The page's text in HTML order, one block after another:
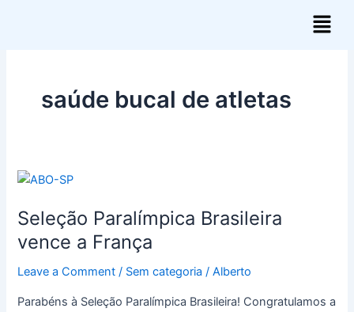
Menu
saúde bucal de atletas
Seleção Paralímpica Brasileira
vence a França
Leave a Comment / Sem categoria /Alberto
Parabéns à Seleção Paralímpica Brasileira! Congratulamos a
Seleção
Brasileira
vence
França